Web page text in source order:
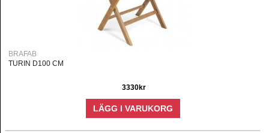
BRAFAB
TURIN D100 CM
3330kr
LÄGG I VARUKORG